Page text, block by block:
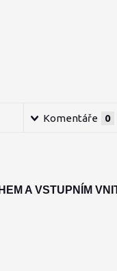
Komentáře 0
A VSTUPNÍM